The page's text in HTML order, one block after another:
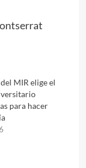
MIR elige el
para hacer